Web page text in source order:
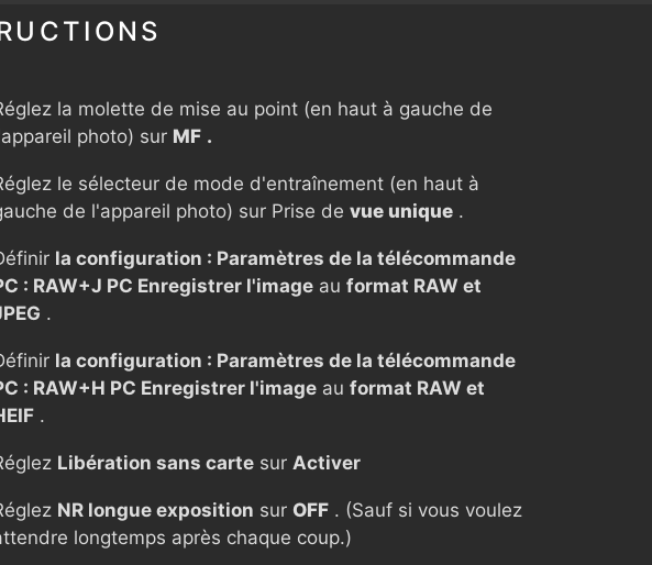
la molette de mise au point (en haut à gauche de
photo) sur MF .
le sélecteur de mode d'entraînement (en haut à
de l'appareil photo) sur Prise de vue unique .
la configuration : Paramètres de la télécommande
: RAW+J PC Enregistrer l'image au format RAW et
.
la configuration : Paramètres de la télécommande
: RAW+H PC Enregistrer l'image au format RAW et
.
Libération sans carte sur Activer
NR longue exposition sur OFF . (Sauf si vous voulez
longtemps après chaque coup.)